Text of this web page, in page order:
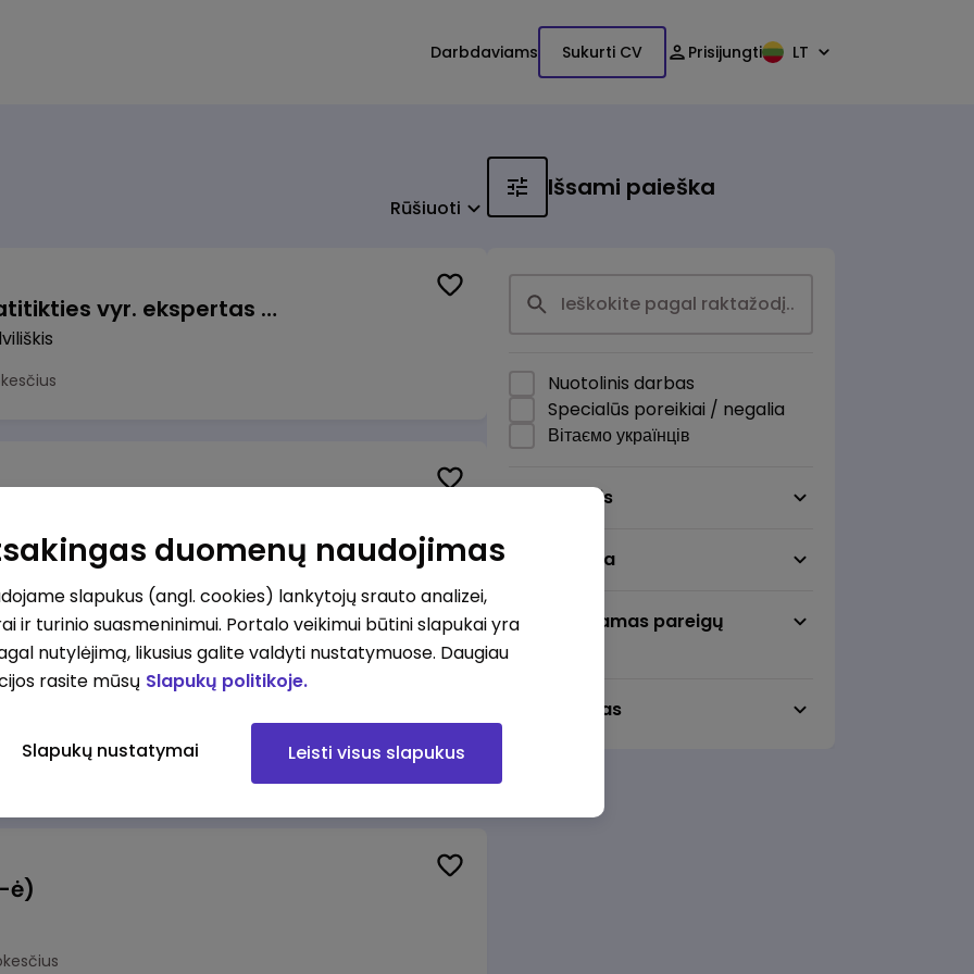
Darbdaviams Sukurti CV Prisijungti LT
Rūšiuoti
Veiklos užtikrinimo ir atitikties vyr. ekspertas (-ė) (Radviliškis) (Radviliškis, LT)
Veiklos užtikrinimo ir atitikties vyr. ekspertas (-ė) (Klaipėda) (Klaipėda, LT)
ė)
Išsami paieška
Nuotolinis darbas
Specialūs poreikiai / negalia
Вітаємо українців
Darbo sritis
Darbo vieta
Pageidaujamas pareigų
Darbo laikas
duomenų naudojimas
slapukus (angl. cookies) lankytojų srauto analizei,
ir turinio suasmeninimui. Portalo veikimui būtini slapukai yra
nutylėjimą, likusius galite valdyti nustatymuose. Daugiau
rasite mūsų Slapukų politikoje.
Slapukų nustatymai Leisti visus slapukus